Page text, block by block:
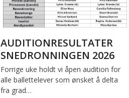
AUDITIONRESULTATER
SNEDRONNINGEN 2026
Forrige uke holdt vi åpen audition for
alle ballettelever som ønsket å delta
fra grad…